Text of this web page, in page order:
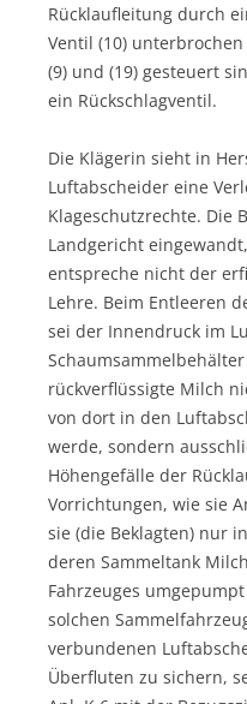
Rücklaufleitung durch
Ventil (10)
(9) und (19) gesteuert
ein Rückschlagventil.
Die Klägerin sieht in
Luftabscheider eine
Klageschutzrechte. Die
Landgericht
entspreche nicht der
Lehre. Beim Entleeren
sei der Innendruck im
rückverflüssigte Milch
von dort in den
werde, sondern
Höhengefälle der
Vorrichtungen, wie sie
sie (die Beklagten) nur
deren Sammeltank
Fahrzeuges
solchen
verbundenen
Überfluten zu sichern,